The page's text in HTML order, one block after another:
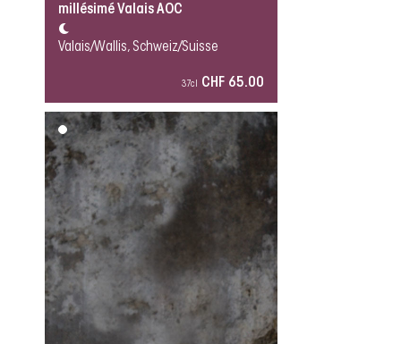
millésimé Valais AOC
Valais/Wallis, Schweiz/Suisse
37cl CHF 65.00